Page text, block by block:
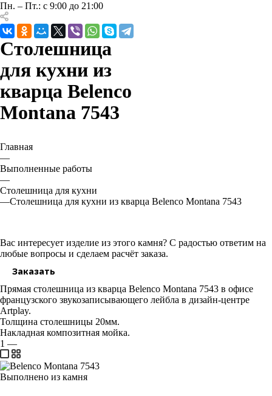
Пн. – Пт.: с 9:00 до 21:00
Столешница
для кухни из
кварца Belenco
Montana 7543
Главная
—
Выполненные работы
—
Столешница для кухни
—Столешница для кухни из кварца Belenco Montana 7543
Вас интересует изделие из этого камня? С радостью ответим на
любые вопросы и сделаем расчёт заказа.
Заказать
Прямая столешница из кварца Belenco Montana 7543 в офисе
французского звукозаписывающего лейбла в дизайн-центре
Artplay.
Толщина столешницы 20мм.
Накладная композитная мойка.
1 —
Выполнено из камня